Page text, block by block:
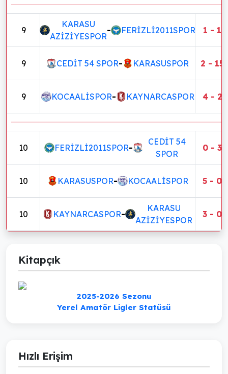
9
KARASU
AZİZİYESPOR
- FERİZLİ2011SPOR 1 - 1
9 CEDİT 54 SPOR- KARASUSPOR 2 - 15
9 KOCAALİSPOR- KAYNARCASPOR 4 - 2
10 FERİZLİ2011SPOR-
CEDİT 54
SPOR
0 - 3
10 KARASUSPOR- KOCAALİSPOR 5 - 0
10 KAYNARCASPOR-
KARASU
AZİZİYESPOR
3 - 0
Kitapçık
2025-2026 Sezonu
Yerel Amatör Ligler Statüsü
Hızlı Erişim